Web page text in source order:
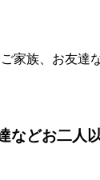
家族、お友達
などお二人